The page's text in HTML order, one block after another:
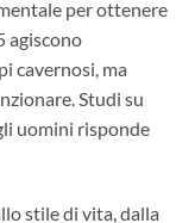
per ottenere
agiscono
cavernosi, ma
Studi su
uomini risponde
stile di vita, dalla